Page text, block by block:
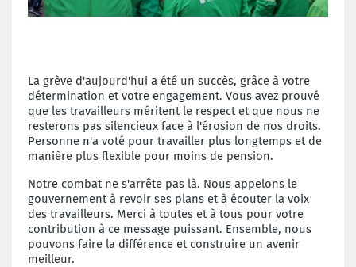
La grève d'aujourd'hui a été un succès, grâce à votre
détermination et votre engagement. Vous avez prouvé
que les travailleurs méritent le respect et que nous ne
resterons pas silencieux face à l'érosion de nos droits.
Personne n'a voté pour travailler plus longtemps et de
manière plus flexible pour moins de pension.
Notre combat ne s'arrête pas là. Nous appelons le
gouvernement à revoir ses plans et à écouter la voix
des travailleurs. Merci à toutes et à tous pour votre
contribution à ce message puissant. Ensemble, nous
pouvons faire la différence et construire un avenir
meilleur.